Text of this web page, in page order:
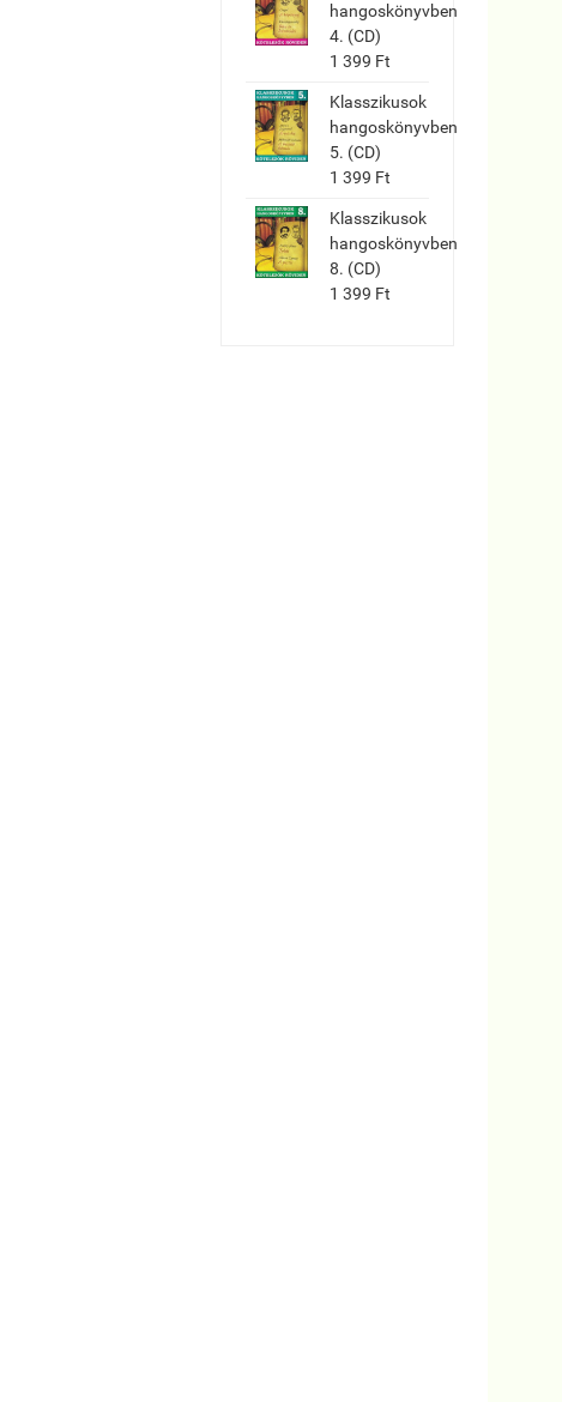
hangoskönyvben
4. (CD)
1 399 Ft
Klasszikusok
hangoskönyvben
5. (CD)
1 399 Ft
Klasszikusok
hangoskönyvben
8. (CD)
1 399 Ft